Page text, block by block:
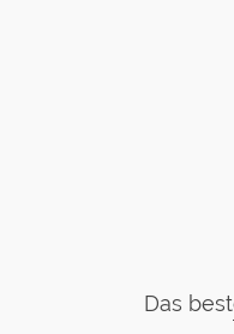
Das